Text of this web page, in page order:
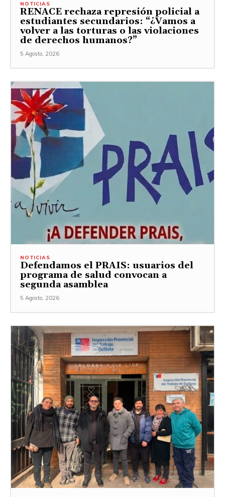
NOTICIAS
RENACE rechaza represión policial a
estudiantes secundarios: “¿Vamos a
volver a las torturas o las violaciones
de derechos humanos?”
5 Agosto, 2026
NOTICIAS
Defendamos el PRAIS: usuarios del
programa de salud convocan a
segunda asamblea
5 Agosto, 2026